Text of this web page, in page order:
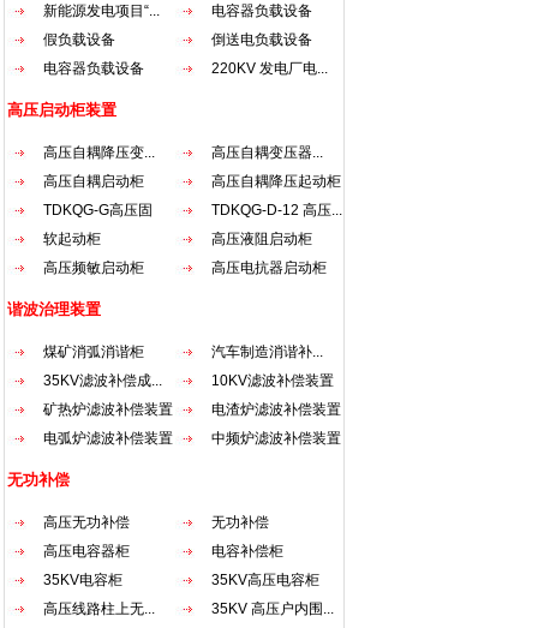
新能源发电项目“...
电容器负载设备
假负载设备
倒送电负载设备
电容器负载设备
220KV 发电厂电...
高压启动柜装置
高压自耦降压变...
高压自耦变压器...
高压自耦启动柜
高压自耦降压起动柜
TDKQG-G高压固
态...
TDKQG-D-12 高压...
软起动柜
高压液阻启动柜
高压频敏启动柜
高压电抗器启动柜
谐波治理装置
煤矿消弧消谐柜
汽车制造消谐补...
35KV滤波补偿成...
10KV滤波补偿装置
矿热炉滤波补偿装置
电渣炉滤波补偿装置
电弧炉滤波补偿装置
中频炉滤波补偿装置
无功补偿
高压无功补偿
无功补偿
高压电容器柜
电容补偿柜
35KV电容柜
35KV高压电容柜
高压线路柱上无...
35KV 高压户内围...